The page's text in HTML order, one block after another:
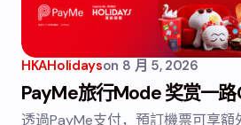
HKAHolidayson 8 月 5, 2026
PayMe旅行Mode 奖赏一路
透過PayMe支付，預訂機票可享額